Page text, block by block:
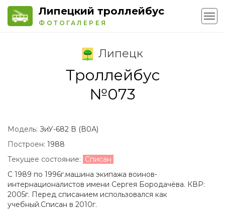
Липецкий троллейбус
ФОТОГАЛЕРЕЯ
Липецк
Троллейбус
№073
Модель: ЗиУ-682 В (В0А)
Построен: 1988
Текущее состояние: Списан
С 1989 по 1996г.машина экипажа воинов-
интернационалистов имени Сергея Бородачёва. КВР:
2005г. Перед списанием использовался как
учебный.Списан в 2010г.